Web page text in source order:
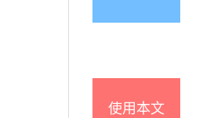
使用本文